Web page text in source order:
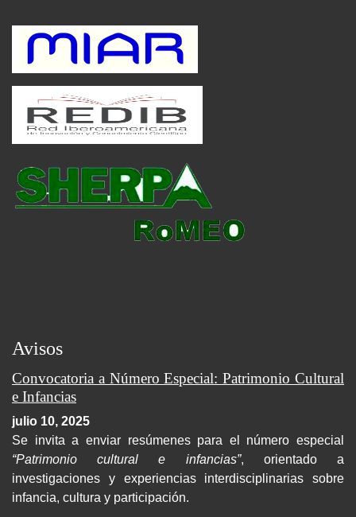
Avisos
Convocatoria a Número Especial: Patrimonio Cultural
e Infancias
julio 10, 2025
Se invita a enviar resúmenes para el número especial
“Patrimonio cultural e infancias”, orientado a
investigaciones y experiencias interdisciplinarias sobre
infancia, cultura y participación.